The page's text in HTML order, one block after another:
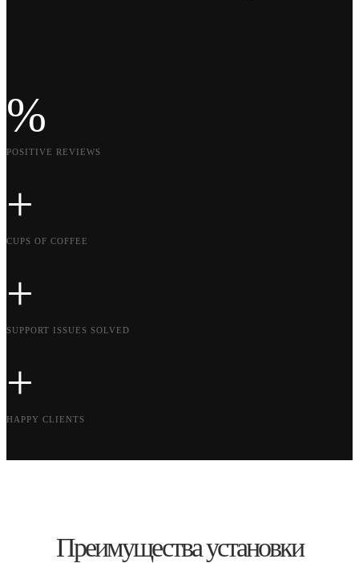
%
POSITIVE REVIEWS
+
CUPS OF COFFEE
+
SUPPORT ISSUES SOLVED
+
HAPPY CLIENTS
Преимущества установки